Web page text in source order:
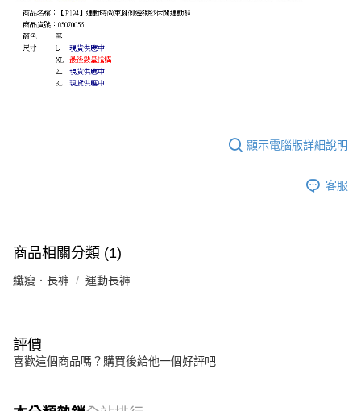
顯示電腦版詳細說明
客服
商品相關分類 (1)
纖瘦．長褲 運動長褲
評價
喜歡這個商品嗎？購買後給他一個好評吧